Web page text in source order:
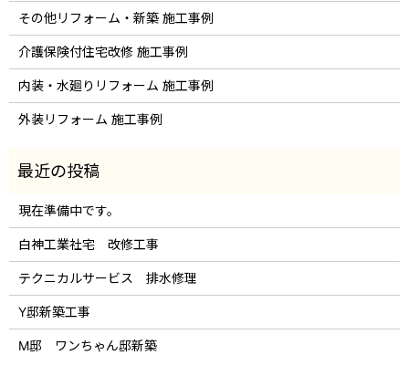
その他リフォーム・新築 施工事例
介護保険付住宅改修 施工事例
内装・水廻りリフォーム 施工事例
外装リフォーム 施工事例
現在準備中です。
白神工業社宅 改修工事
テクニカルサービス 排水修理
Y邸新築工事
M邸 ワンちゃん邸新築